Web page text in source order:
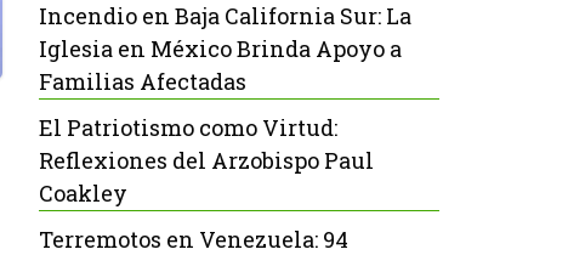
Incendio en Baja California Sur: La
Iglesia en México Brinda Apoyo a
Familias Afectadas
El Patriotismo como Virtud:
Reflexiones del Arzobispo Paul
Coakley
Terremotos en Venezuela: 94